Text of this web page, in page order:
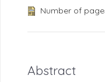
Number of
Abstract